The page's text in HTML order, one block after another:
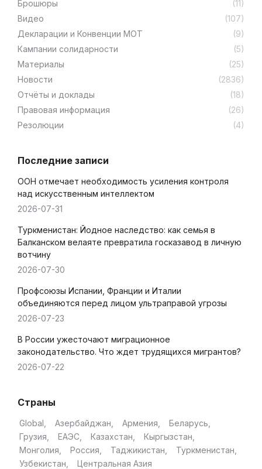
Брошюры
(11)
Видео
(107)
Декларации и Конвенции МОТ
(9)
Кампании солидарности
(5)
Материалы
(25)
Новости
(2836)
Отчёты и доклады
(18)
Правовая информация
(26)
Резолюции
(4)
Последние записи
ООН отмечает необходимость усиления контроля
над искусственным интеллектом
2026-07-31
Туркменистан: Йодное наследство: как семья в
Балканском велаяте превратила госказавод в личную
вотчину
2026-07-30
Профсоюзы Испании, Франции и Италии
объединяются перед лицом ультраправой угрозы
2026-07-23
В России ужесточают миграционное
законодательство. Что ждет трудящихся мигрантов?
2026-07-22
Страны
Global Азербайджан Армения
Беларусь
Грузия
ЕАЭС Казахстан
Кыргызстан
Монголия
Россия Таджикистан
Туркменистан
Узбекистан
Центральная Азия